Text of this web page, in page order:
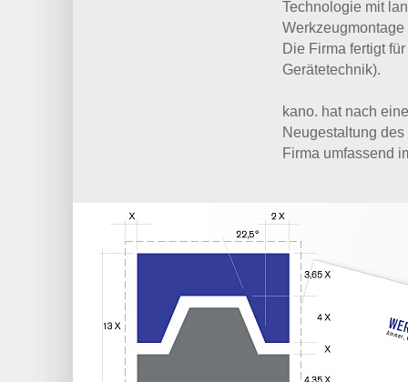
Technologie mit
Die Firma fertigt
Gerätetechnik).
kano. hat nach
Neugestaltung
Firma umfassend